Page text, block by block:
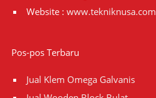
Website : www.tekniknusa.com
Pos-pos Terbaru
Jual Klem Omega Galvanis